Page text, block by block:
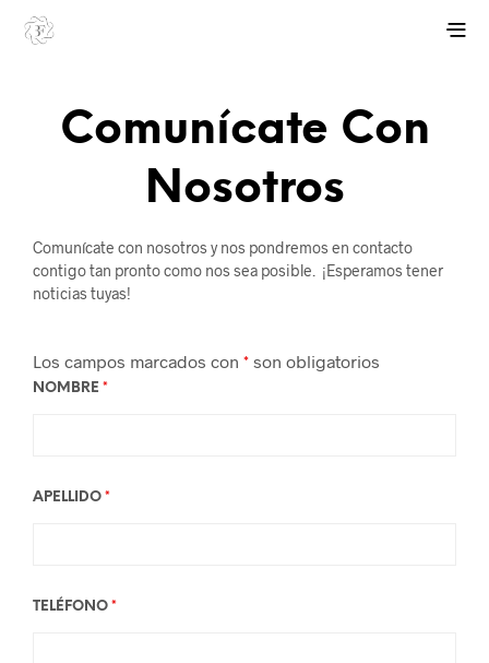
Comunícate Con
Nosotros
Comunícate con nosotros y nos pondremos en contacto
contigo tan pronto como nos sea posible. ¡Esperamos tener
noticias tuyas!
Los campos marcados con * son obligatorios
NOMBRE *
APELLIDO *
TELÉFONO *